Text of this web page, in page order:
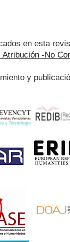
en esta
-No
y